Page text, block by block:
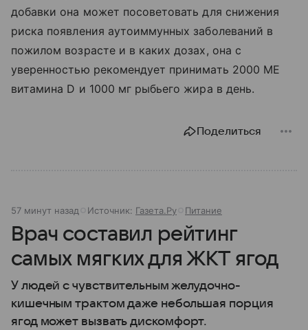
добавки она может посоветовать для снижения
риска появления аутоиммунных заболеваний в
пожилом возрасте и в каких дозах, она с
уверенностью рекомендует принимать 2000 МЕ
витамина D и 1000 мг рыбьего жира в день.
Поделиться
57 минут назад Источник: Газета.Ру Питание
Врач составил рейтинг
самых мягких для ЖКТ ягод
У людей с чувствительным желудочно-
кишечным трактом даже небольшая порция
ягод может вызвать дискомфорт.